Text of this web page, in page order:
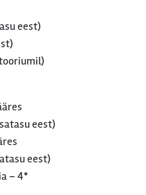
eest)
eest)
eest)
– 4*